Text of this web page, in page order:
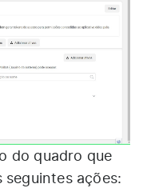
do quadro que
seguintes ações: